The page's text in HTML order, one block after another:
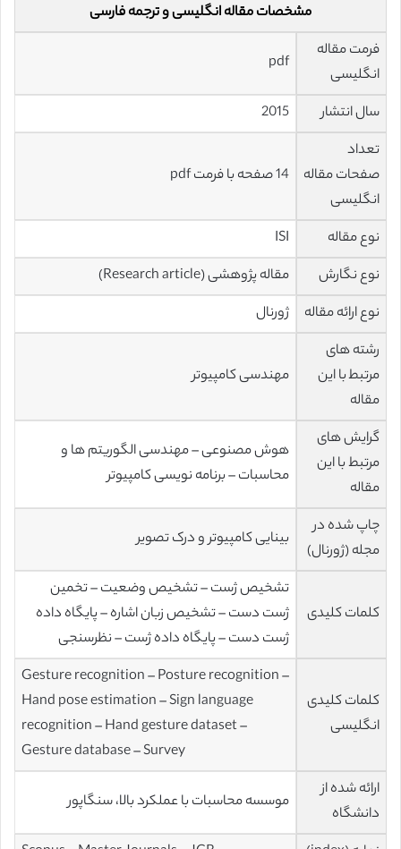
مشخصات مقاله انگلیسی و ترجمه فارسی
فرمت مقاله
انگلیسی
pdf
سال انتشار
2015
تعداد
صفحات مقاله
انگلیسی
14 صفحه با فرمت pdf
نوع مقاله
ISI
نوع نگارش
مقاله پژوهشی (Research article)
نوع ارائه مقاله
ژورنال
رشته های
مرتبط با این
مقاله
مهندسی کامپیوتر
گرایش های
مرتبط با این
مقاله
هوش مصنوعی – مهندسی الگوریتم ها و
محاسبات – برنامه نویسی کامپیوتر
چاپ شده در
مجله (ژورنال)
بینایی کامپیوتر و درک تصویر
کلمات کلیدی
تشخیص ژست – تشخیص وضعیت – تخمین
ژست دست – تشخیص زبان اشاره – پایگاه داده
ژست دست – پایگاه داده ژست – نظرسنجی
کلمات کلیدی
انگلیسی
Gesture recognition – Posture recognition –
Hand pose estimation – Sign language
recognition – Hand gesture dataset –
Gesture database – Survey
ارائه شده از
دانشگاه
موسسه محاسبات با عملکرد بالا، سنگاپور